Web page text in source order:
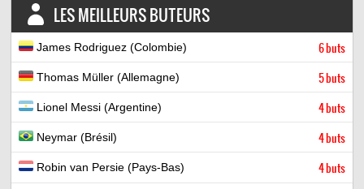
LES MEILLEURS BUTEURS
James Rodriguez (Colombie) 6 buts
Thomas Müller (Allemagne) 5 buts
Lionel Messi (Argentine) 4 buts
Neymar (Brésil) 4 buts
Robin van Persie (Pays-Bas) 4 buts